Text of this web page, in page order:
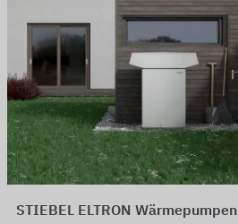
STIEBEL ELTRON Wärmepumpen